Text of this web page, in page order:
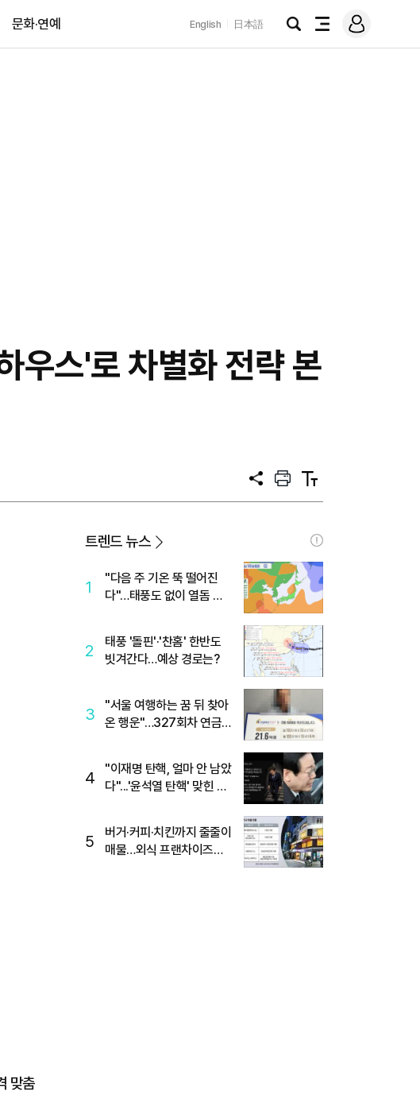
문화·연예 English 日本語
검
전
메
그
우스'로 차별화 전략 본
공
프
트
텍
트
맞춤
트렌드 뉴스
1
"다음 주 기온 뚝 떨어진
다"…태풍도 없이 열돔 박
2
태풍 '돌핀'·'찬홈' 한반도
빗겨간다…예상 경로는?
3
"서울 여행하는 꿈 뒤 찾아
온 행운"…327회차 연금
4
"이재명 탄핵, 얼마 안 남았
다"...'윤석열 탄핵' 맞힌 무
5
버거·커피·치킨까지 줄줄이
매물…외식 프랜차이즈